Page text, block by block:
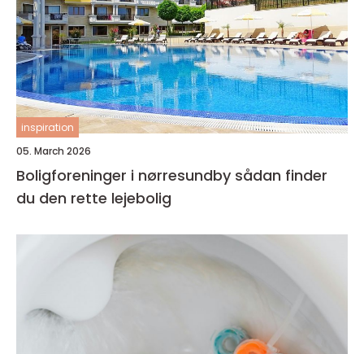
inspiration
05. March 2026
Boligforeninger i nørresundby sådan finder
du den rette lejebolig